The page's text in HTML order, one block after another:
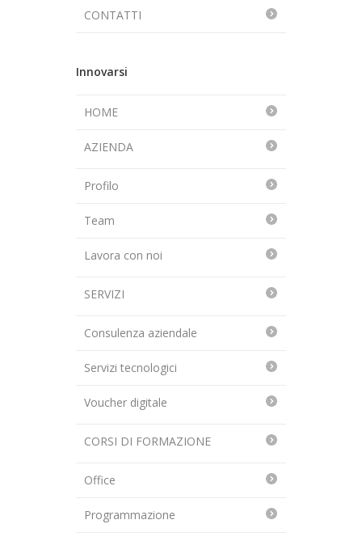
CONTATTI
Innovarsi
HOME
AZIENDA
Profilo
Team
Lavora con noi
SERVIZI
Consulenza aziendale
Servizi tecnologici
Voucher digitale
CORSI DI FORMAZIONE
Office
Programmazione